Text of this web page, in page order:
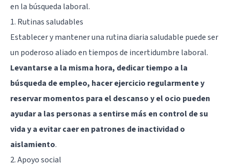
en la búsqueda laboral.
1. Rutinas saludables
Establecer y mantener una rutina diaria saludable puede ser
un poderoso aliado en tiempos de incertidumbre laboral.
Levantarse a la misma hora, dedicar tiempo a la
búsqueda de empleo, hacer ejercicio regularmente y
reservar momentos para el descanso y el ocio pueden
ayudar a las personas a sentirse más en control de su
vida y a evitar caer en patrones de inactividad o
aislamiento.
2. Apoyo social